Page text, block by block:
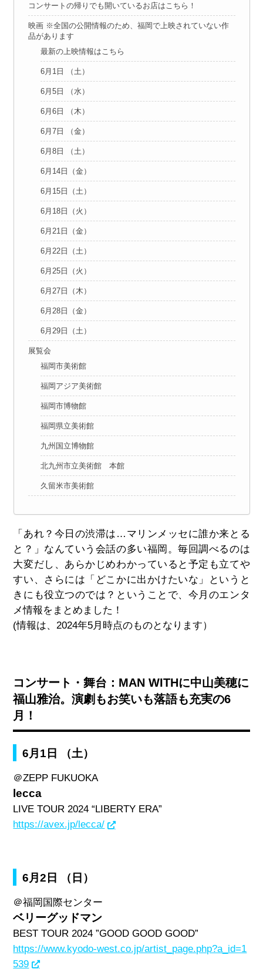
コンサートの帰りでも開いているお店はこちら！
映画 ※全国の公開情報のため、福岡で上映されていない作
品があります
最新の上映情報はこちら
6月1日 （土）
6月5日 （水）
6月6日 （木）
6月7日 （金）
6月8日 （土）
6月14日（金）
6月15日（土）
6月18日（火）
6月21日（金）
6月22日（土）
6月25日（火）
6月27日（木）
6月28日（金）
6月29日（土）
展覧会
福岡市美術館
福岡アジア美術館
福岡市博物館
福岡県立美術館
九州国立博物館
北九州市立美術館 本館
久留米市美術館
「あれ？今日の渋滞は…マリンメッセに誰か来とる
と？」なんていう会話の多い福岡。毎回調べるのは
大変だし、あらかじめわかっていると予定も立てや
すい、さらには「どこかに出かけたいな」というと
きにも役立つのでは？ということで、今月のエンタ
メ情報をまとめました！
(情報は、2024年5月時点のものとなります）
コンサート・舞台：MAN WITHに中山美穂に
福山雅治。演劇もお笑いも落語も充実の6
月！
6月1日 （土）
＠ZEPP FUKUOKA
lecca
LIVE TOUR 2024 “LIBERTY ERA”
https://avex.jp/lecca/
6月2日 （日）
＠福岡国際センター
ベリーグッドマン
BEST TOUR 2024 ”GOOD GOOD GOOD”
https://www.kyodo-west.co.jp/artist_page.php?a_id=1
539